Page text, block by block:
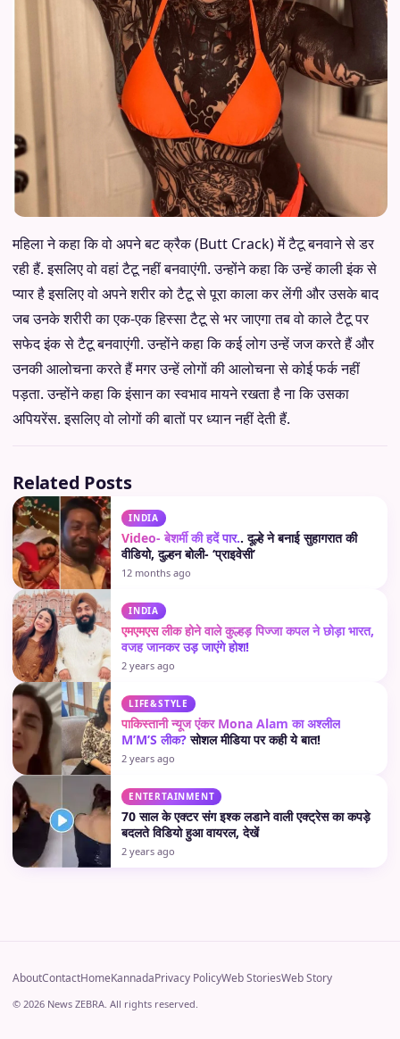
महिला ने कहा कि वो अपने बट क्रैक (Butt Crack) में टैटू बनवाने से डर
रही हैं. इसलिए वो वहां टैटू नहीं बनवाएंगी. उन्होंने कहा कि उन्हें काली इंक से
प्यार है इसलिए वो अपने शरीर को टैटू से पूरा काला कर लेंगी और उसके बाद
जब उनके शरीरी का एक-एक हिस्सा टैटू से भर जाएगा तब वो काले टैटू पर
सफेद इंक से टैटू बनवाएंगी. उन्होंने कहा कि कई लोग उन्हें जज करते हैं और
उनकी आलोचना करते हैं मगर उन्हें लोगों की आलोचना से कोई फर्क नहीं
पड़ता. उन्होंने कहा कि इंसान का स्वभाव मायने रखता है ना कि उसका
अपियरेंस. इसलिए वो लोगों की बातों पर ध्यान नहीं देती हैं.
Related Posts
INDIA
Video- बेशर्मी की हदें पार.. दूल्हे ने बनाई सुहागरात की
वीडियो, दुल्हन बोली- ‘प्राइवेसी’
12 months ago
INDIA
एमएमएस लीक होने वाले कुल्हड़ पिज्जा कपल ने छोड़ा भारत,
वजह जानकर उड़ जाएंगे होश!
2 years ago
LIFE&STYLE
पाकिस्तानी न्यूज एंकर Mona Alam का अश्लील
M’M’S लीक?सोशल मीडिया पर कही ये बात!
2 years ago
ENTERTAINMENT
70 साल के एक्टर संग इश्क लडाने वाली एक्ट्रेस का कपड़े
बदलते विडियो हुआ वायरल, देखें
2 years ago
AboutContactHomeKannadaPrivacy PolicyWeb StoriesWeb Story
© 2026 News ZEBRA. All rights reserved.